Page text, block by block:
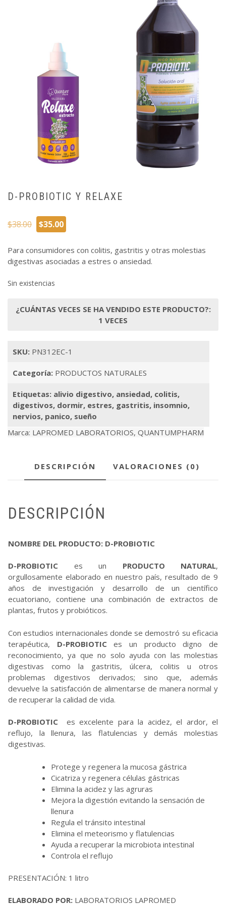
D-PROBIOTIC Y RELAXE
$38.00
El
precio
original
era:
$35.00
es:
Para consumidores con colitis, gastritis y otras molestias
digestivas asociadas a estres o ansiedad.
Sin existencias
¿CUÁNTAS VECES SE HA VENDIDO ESTE PRODUCTO?:
1 VECES
SKU: PN312EC-1
Categoría: PRODUCTOS NATURALES
Etiquetas: alivio digestivo, ansiedad, colitis,
digestivos, dormir, estres, gastritis, insomnio,
nervios, panico, sueño
Marca: LAPROMED LABORATORIOS, QUANTUMPHARM
DESCRIPCIÓN VALORACIONES (0)
DESCRIPCIÓN
NOMBRE DEL PRODUCTO: D-PROBIOTIC
D-PROBIOTIC es un PRODUCTO NATURAL,
orgullosamente elaborado en nuestro país, resultado de 9
años de investigación y desarrollo de un científico
ecuatoriano, contiene una combinación de extractos de
plantas, frutos y probióticos.
Con estudios internacionales donde se demostró su eficacia
terapéutica, D-PROBIOTIC es un producto digno de
reconocimiento, ya que no solo ayuda con las molestias
digestivas como la gastritis, úlcera, colitis u otros
problemas digestivos derivados; sino que, además
devuelve la satisfacción de alimentarse de manera normal y
de recuperar la calidad de vida.
D-PROBIOTIC es excelente para la acidez, el ardor, el
reflujo, la llenura, las flatulencias y demás molestias
digestivas.
Protege y regenera la mucosa gástrica
Cicatriza y regenera células gástricas
Elimina la acidez y las agruras
Mejora la digestión evitando la sensación de
llenura
Regula el tránsito intestinal
Elimina el meteorismo y flatulencias
Ayuda a recuperar la microbiota intestinal
Controla el reflujo
PRESENTACIÓN: 1 litro
ELABORADO POR: LABORATORIOS LAPROMED